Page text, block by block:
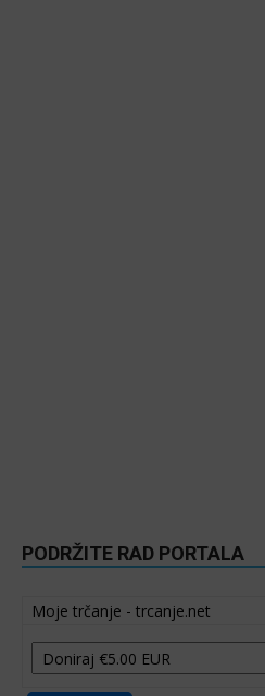
PODRŽITE RAD PORTALA
Moje trčanje - trcanje.net